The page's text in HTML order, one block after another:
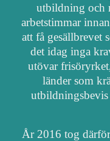
utbildning och
arbetstimmar
att få gesällbrevet
det idag inga
utövar
länder som
År 2016 tog